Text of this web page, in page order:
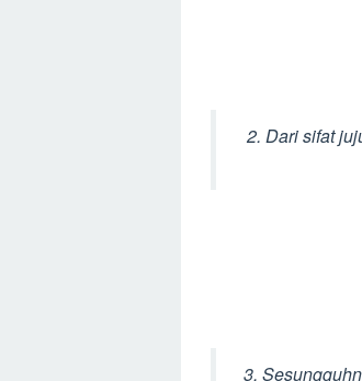
2. Dari sifat
3.